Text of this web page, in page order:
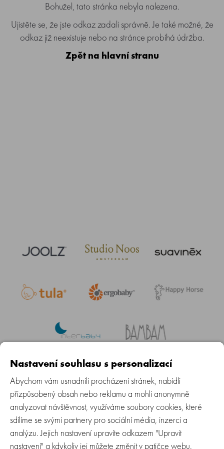
Bohužel, tato stránka nebyla nalezena.
Ujistěte se, že jste odkaz zadali správně. Je také možné, že
odkaz již neexistuje nebo na stránce probíhá údržba.
Zpět na hlavní stranu
Daily Newsletter Sign Up
ODEBÍRAT
Nastavení souhlasu s personalizací
Abychom vám usnadnili procházení stránek, nabídli
přizpůsobený obsah nebo reklamu a mohli anonymně
analyzovat návštěvnost, využíváme soubory cookies, které
sdílíme se svými partnery pro sociální média, inzerci a
analýzu. Jejich nastavení upravíte odkazem "Upravit
nastavení" a kdykoliv jej můžete změnit v patičce webu.